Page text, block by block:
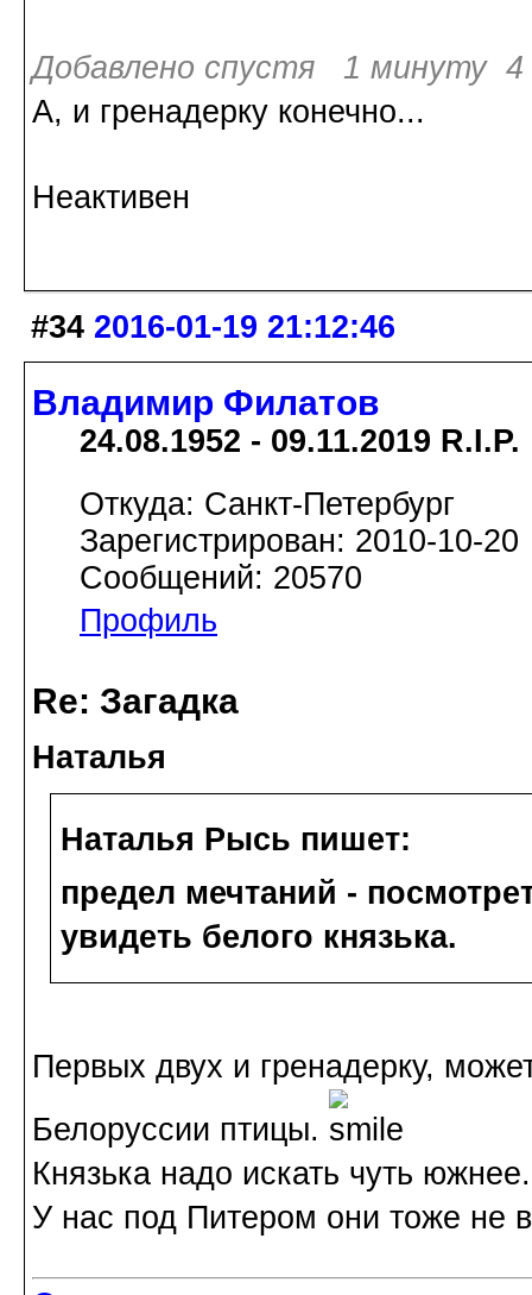
Добавлено спустя 1 минуту 4
А, и гренадерку конечно...
Неактивен
#34 2016-01-19 21:12:46
Владимир Филатов
24.08.1952 - 09.11.2019 R.I.P.
Откуда: Санкт-Петербург
Зарегистрирован: 2010-10-20
Сообщений: 20570
Профиль
Re: Загадка
Наталья
Наталья Рысь пишет:
предел мечтаний -
увидеть белого князька.
Первых двух и гренадерку,
Белоруссии птицы.
Князька надо искать чуть
У нас под Питером они тоже не